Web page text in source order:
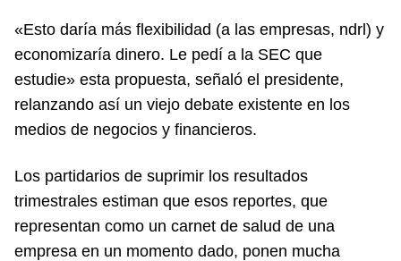
«Esto daría más flexibilidad (a las empresas, ndrl) y
economizaría dinero. Le pedí a la SEC que
estudie» esta propuesta, señaló el presidente,
relanzando así un viejo debate existente en los
medios de negocios y financieros.
Los partidarios de suprimir los resultados
trimestrales estiman que esos reportes, que
representan como un carnet de salud de una
empresa en un momento dado, ponen mucha